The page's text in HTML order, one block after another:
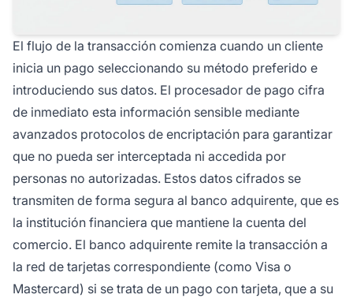
El flujo de la transacción comienza cuando un cliente
inicia un pago seleccionando su método preferido e
introduciendo sus datos. El procesador de pago cifra
de inmediato esta información sensible mediante
avanzados protocolos de encriptación para garantizar
que no pueda ser interceptada ni accedida por
personas no autorizadas. Estos datos cifrados se
transmiten de forma segura al banco adquirente, que es
la institución financiera que mantiene la cuenta del
comercio. El banco adquirente remite la transacción a
la red de tarjetas correspondiente (como Visa o
Mastercard) si se trata de un pago con tarjeta, que a su